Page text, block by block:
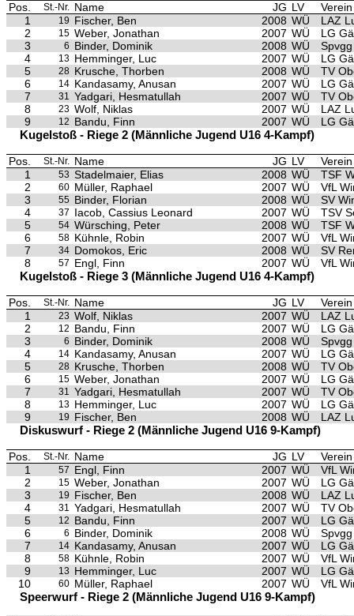
Pos. St.-Nr. Name JG LV
Verein
1
19 Fischer, Ben 2008 WÜ
LAZ
2
15 Weber, Jonathan 2007 WÜ
LG
3
6 Binder, Dominik 2008 WÜ
4
13 Hemminger, Luc 2007 WÜ
LG
5
28 Krusche, Thorben 2008 WÜ
TV
6
14 Kandasamy, Anusan 2007 WÜ
LG
7
31 Yadgari, Hesmatullah 2007 WÜ
TV
8
23 Wolf, Niklas 2007 WÜ
LAZ
9
12 Bandu, Finn 2007 WÜ LG
Kugelstoß - Riege 2 (Männliche Jugend U16 4-Kampf)
Pos. St.-Nr. Name JG LV
Verein
1
53 Stadelmaier, Elias 2008 WÜ
TSF
2
60 Müller, Raphael 2007 WÜ
VfL
3
55 Binder, Florian 2008 WÜ
SV
4
37 Iacob, Cassius Leonard 2007 WÜ
TSV
5
54 Würsching, Peter 2008 WÜ
TSF
6
58 Kühnle, Robin 2007 WÜ
VfL
7
34 Domokos, Eric 2008 WÜ
SV
8
57 Engl, Finn 2007 WÜ VfL
Kugelstoß - Riege 3 (Männliche Jugend U16 4-Kampf)
Pos. St.-Nr. Name JG LV
Verein
1
23 Wolf, Niklas 2007 WÜ
LAZ
2
12 Bandu, Finn 2007 WÜ
LG
3
6 Binder, Dominik 2008 WÜ
4
14 Kandasamy, Anusan 2007 WÜ
LG
5
28 Krusche, Thorben 2008 WÜ
TV
6
15 Weber, Jonathan 2007 WÜ
LG
7
31 Yadgari, Hesmatullah 2007 WÜ
TV
8
13 Hemminger, Luc 2007 WÜ
LG
9
19 Fischer, Ben 2008 WÜ LAZ
Diskuswurf - Riege 2 (Männliche Jugend U16 9-Kampf)
Pos. St.-Nr. Name JG LV
Verein
1
57 Engl, Finn 2007 WÜ
VfL
2
15 Weber, Jonathan 2007 WÜ
LG
3
19 Fischer, Ben 2008 WÜ
LAZ
4
31 Yadgari, Hesmatullah 2007 WÜ
TV
5
12 Bandu, Finn 2007 WÜ
LG
6
6 Binder, Dominik 2008 WÜ
7
14 Kandasamy, Anusan 2007 WÜ
LG
8
58 Kühnle, Robin 2007 WÜ
VfL
9
13 Hemminger, Luc 2007 WÜ
LG
10
60 Müller, Raphael 2007 WÜ VfL
Speerwurf - Riege 2 (Männliche Jugend U16 9-Kampf)